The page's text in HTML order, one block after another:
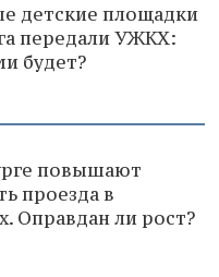
детские площадки
передали УЖКХ:
будет?
повышают
проезда в
Оправдан ли рост?